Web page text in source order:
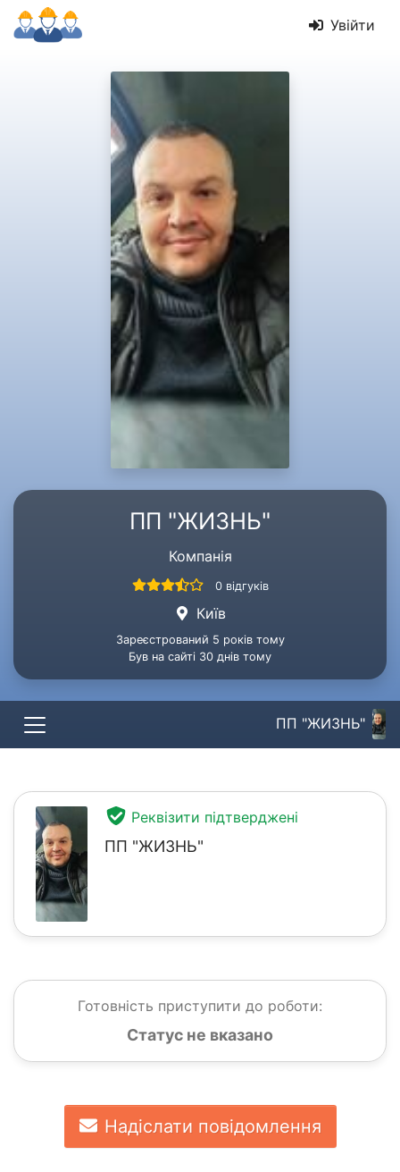
Увійти
ПП "ЖИЗНЬ"
Компанія
0 відгуків
Київ
Зареєстрований 5 років тому
Був на сайті 30 днів тому
ПП "ЖИЗНЬ"
Реквізити підтверджені
ПП "ЖИЗНЬ"
Готовність приступити до роботи:
Статус не вказано
Надіслати повідомлення